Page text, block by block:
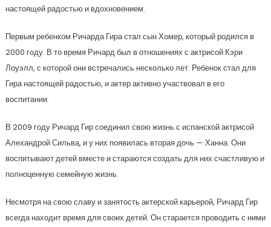
настоящей радостью и вдохновением.
Первым ребенком Ричарда Гира стал сын Хомер, который родился в
2000 году. В то время Ричард был в отношениях с актрисой Кэри
Лоуэлл, с которой они встречались несколько лет. Ребенок стал для
Гира настоящей радостью, и актер активно участвовал в его
воспитании.
В 2009 году Ричард Гир соединил свою жизнь с испанской актрисой
Алехандрой Сильва, и у них появилась вторая дочь — Ханна. Они
воспитывают детей вместе и стараются создать для них счастливую и
полноценную семейную жизнь.
Несмотря на свою славу и занятость актерской карьерой, Ричард Гир
всегда находит время для своих детей. Он старается проводить с ними